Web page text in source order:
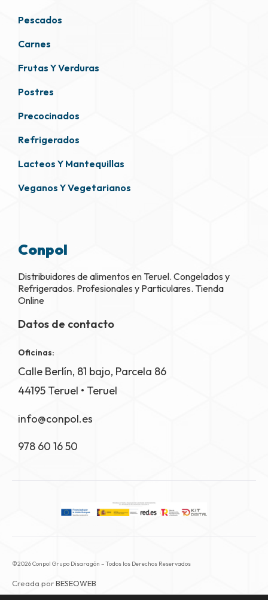
Pescados
Carnes
Frutas Y Verduras
Postres
Precocinados
Refrigerados
Lacteos Y Mantequillas
Veganos Y Vegetarianos
Conpol
Distribuidores de alimentos en Teruel. Congelados y
Refrigerados. Profesionales y Particulares. Tienda
Online
Datos de contacto
Oficinas:
Calle Berlín, 81 bajo, Parcela 86
44195 Teruel • Teruel
info@conpol.es
978 60 16 50
©2026 Conpol Grupo Disaragón – Todos los Derechos Reservados
Creada porBESEOWEB